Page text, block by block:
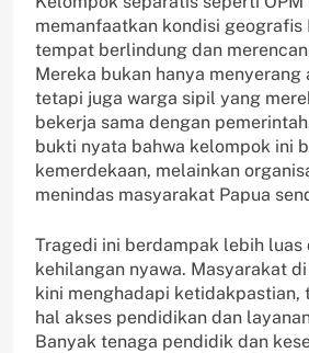
memanfaatkan kondisi geografis
tempat berlindung dan
Mereka bukan hanya menyerang
tetapi juga warga sipil yang
bekerja sama dengan
bukti nyata bahwa kelompok ini
kemerdekaan, melainkan
menindas masyarakat Papua
Tragedi ini berdampak lebih luas
kehilangan nyawa. Masyarakat
kini menghadapi ketidakpastian,
hal akses pendidikan dan
Banyak tenaga pendidik dan